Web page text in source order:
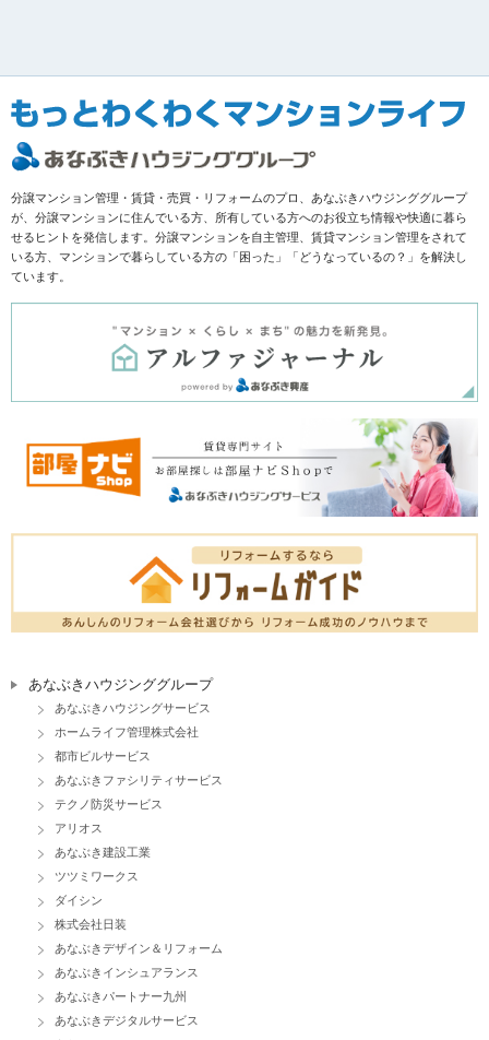
分譲マンション管理・賃貸・売買・リフォームのプロ、あなぶきハウジンググループ
が、分譲マンションに住んでいる方、所有している方へのお役立ち情報や快適に暮ら
せるヒントを発信します。分譲マンションを自主管理、賃貸マンション管理をされて
いる方、マンションで暮らしている方の「困った」「どうなっているの？」を解決し
ています。
あなぶきハウジンググループ
あなぶきハウジングサービス
ホームライフ管理株式会社
都市ビルサービス
あなぶきファシリティサービス
テクノ防災サービス
アリオス
あなぶき建設工業
ツツミワークス
ダイシン
株式会社日装
あなぶきデザイン＆リフォーム
あなぶきインシュアランス
あなぶきパートナー九州
あなぶきデジタルサービス